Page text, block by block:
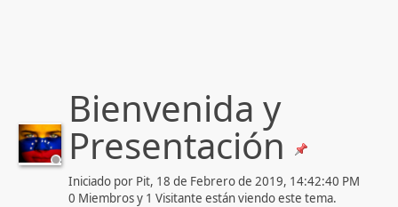
Bienvenida y
Presentación
Iniciado por Pit, 18 de Febrero de 2019, 14:42:40 PM
0 Miembros y 1 Visitante están viendo este tema.